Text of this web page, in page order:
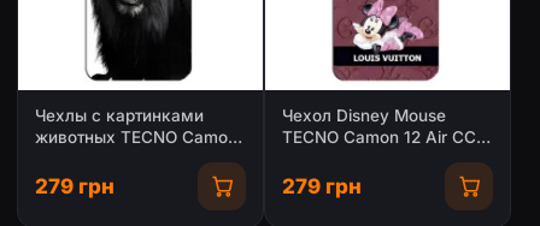
Чехлы с картинками
животных TECNO Camon
279 грн
Чехол Disney Mouse
TECNO Camon 12 Air CC6
279 грн